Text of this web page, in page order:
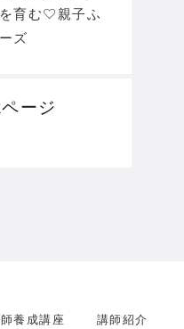
育む♡親子ふ
ズ
ージ
養成講座
講師紹介